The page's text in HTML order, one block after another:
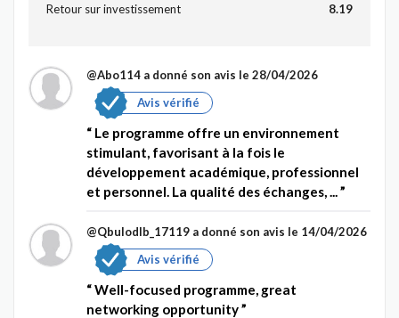
Retour sur investissement 8.19
@Abo114 a donné son avis le 28/04/2026
Avis vérifié
Le programme offre un environnement
stimulant, favorisant à la fois le
développement académique, professionnel
et personnel. La qualité des échanges, ...
@Qbulodlb_17119 a donné son avis le 14/04/2026
Avis vérifié
Well-focused programme, great
networking opportunity